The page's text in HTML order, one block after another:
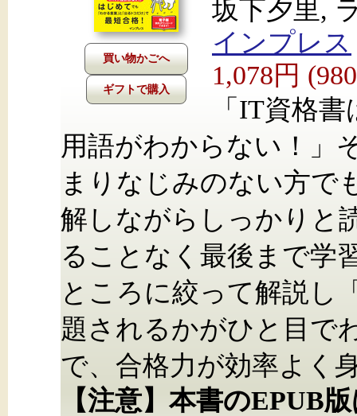
ギフトで購入
坂下夕里,
インプレス
1,078円
「IT資格
用語がわからない！」
まりなじみのない方で
解しながらしっかりと
ることなく最後まで学
ところに絞って解説し
題されるかがひと目で
で、合格力が効率よく
【注意】本書のEPUB